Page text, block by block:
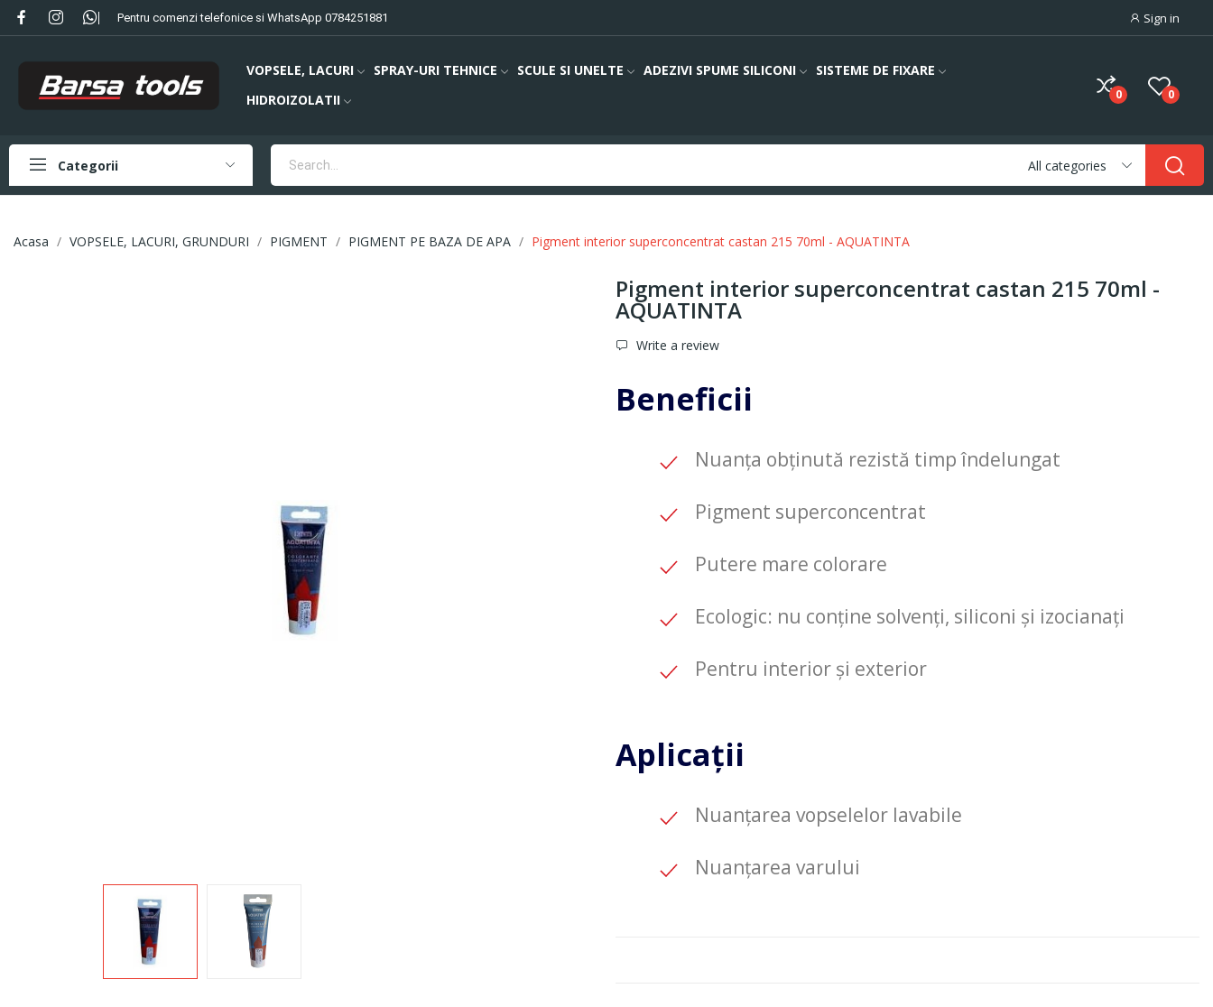
Pentru comenzi telefonice si WhatsApp 0784251881 Sign in
VOPSELE, LACURI SPRAY-URI TEHNICE SCULE SI UNELTE ADEZIVI SPUME SILICONI
SISTEME DE FIXARE
HIDROIZOLATII
0 0
Categorii All categories
Acasa VOPSELE, LACURI, GRUNDURI PIGMENT PIGMENT PE BAZA DE APA Pigment interior superconcentrat castan 215 70ml - AQUATINTA
Pigment interior superconcentrat castan 215 70ml -
AQUATINTA
Write a review
Beneficii
Nuanța obținută rezistă timp îndelungat
Pigment superconcentrat
Putere mare colorare
Ecologic: nu conține solvenți, siliconi și izocianați
Pentru interior și exterior
Aplicații
Nuanțarea vopselelor lavabile
Nuanțarea varului